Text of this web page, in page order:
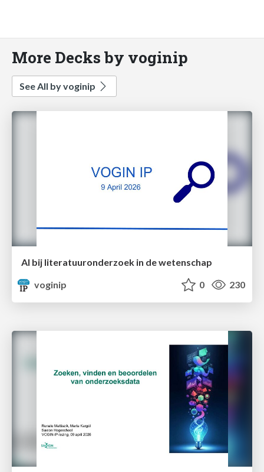
More Decks by voginip
See All by voginip
AI bij literatuuronderzoek in de wetenschap
voginip
0 230